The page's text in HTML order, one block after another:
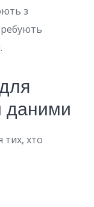
з
даними
тих, хто